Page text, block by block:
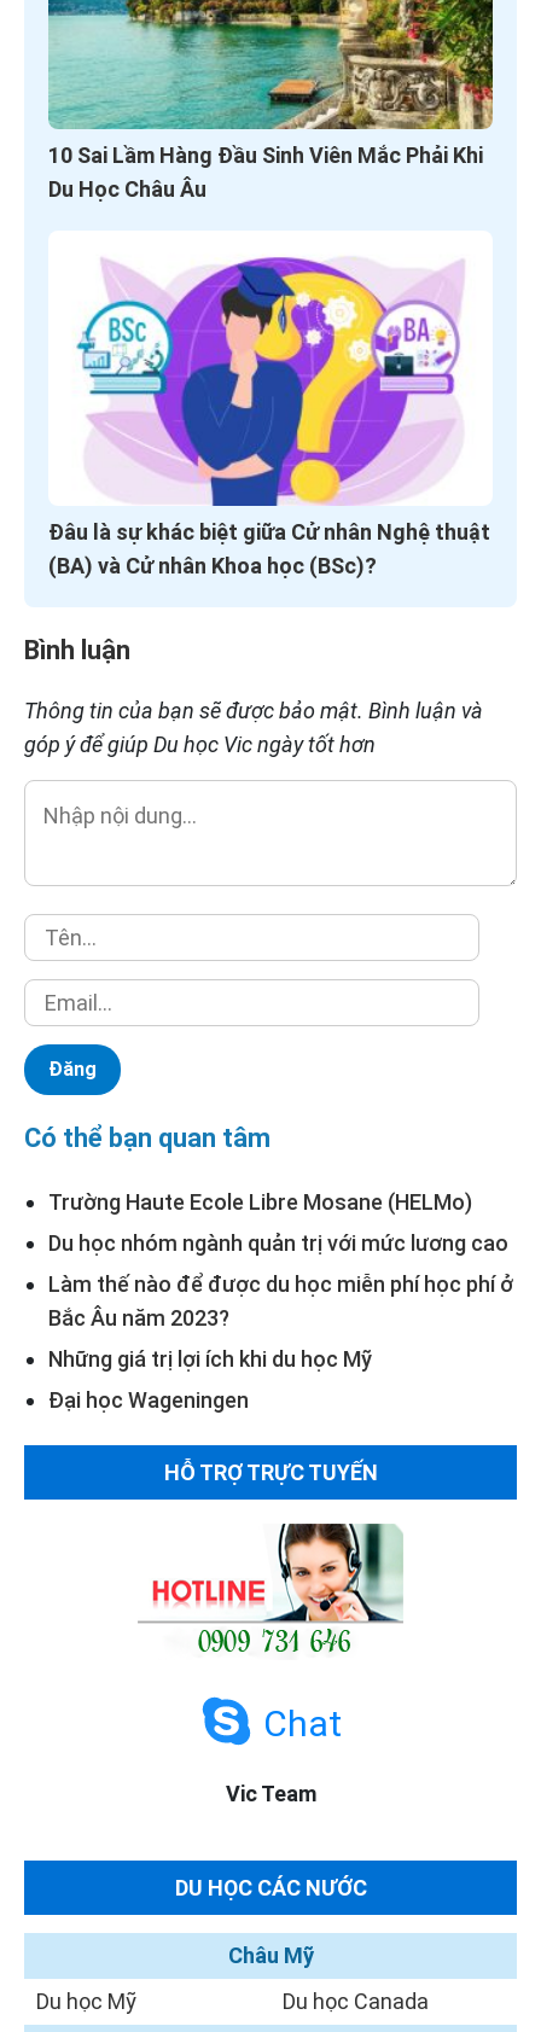
10 Sai Lầm Hàng Đầu Sinh Viên Mắc Phải Khi
Du Học Châu Âu
Đâu là sự khác biệt giữa Cử nhân Nghệ thuật
(BA) và Cử nhân Khoa học (BSc)?
Bình luận
Thông tin của bạn sẽ được bảo mật. Bình luận và
góp ý để giúp Du học Vic ngày tốt hơn
Có thể bạn quan tâm
Trường Haute Ecole Libre Mosane (HELMo)
Du học nhóm ngành quản trị với mức lương cao
Làm thế nào để được du học miễn phí học phí ở
Bắc Âu năm 2023?
Những giá trị lợi ích khi du học Mỹ
Đại học Wageningen
HỖ TRỢ TRỰC TUYẾN
Chat
Vic Team
DU HỌC CÁC NƯỚC
Châu Mỹ
Du học Mỹ
Du học Canada